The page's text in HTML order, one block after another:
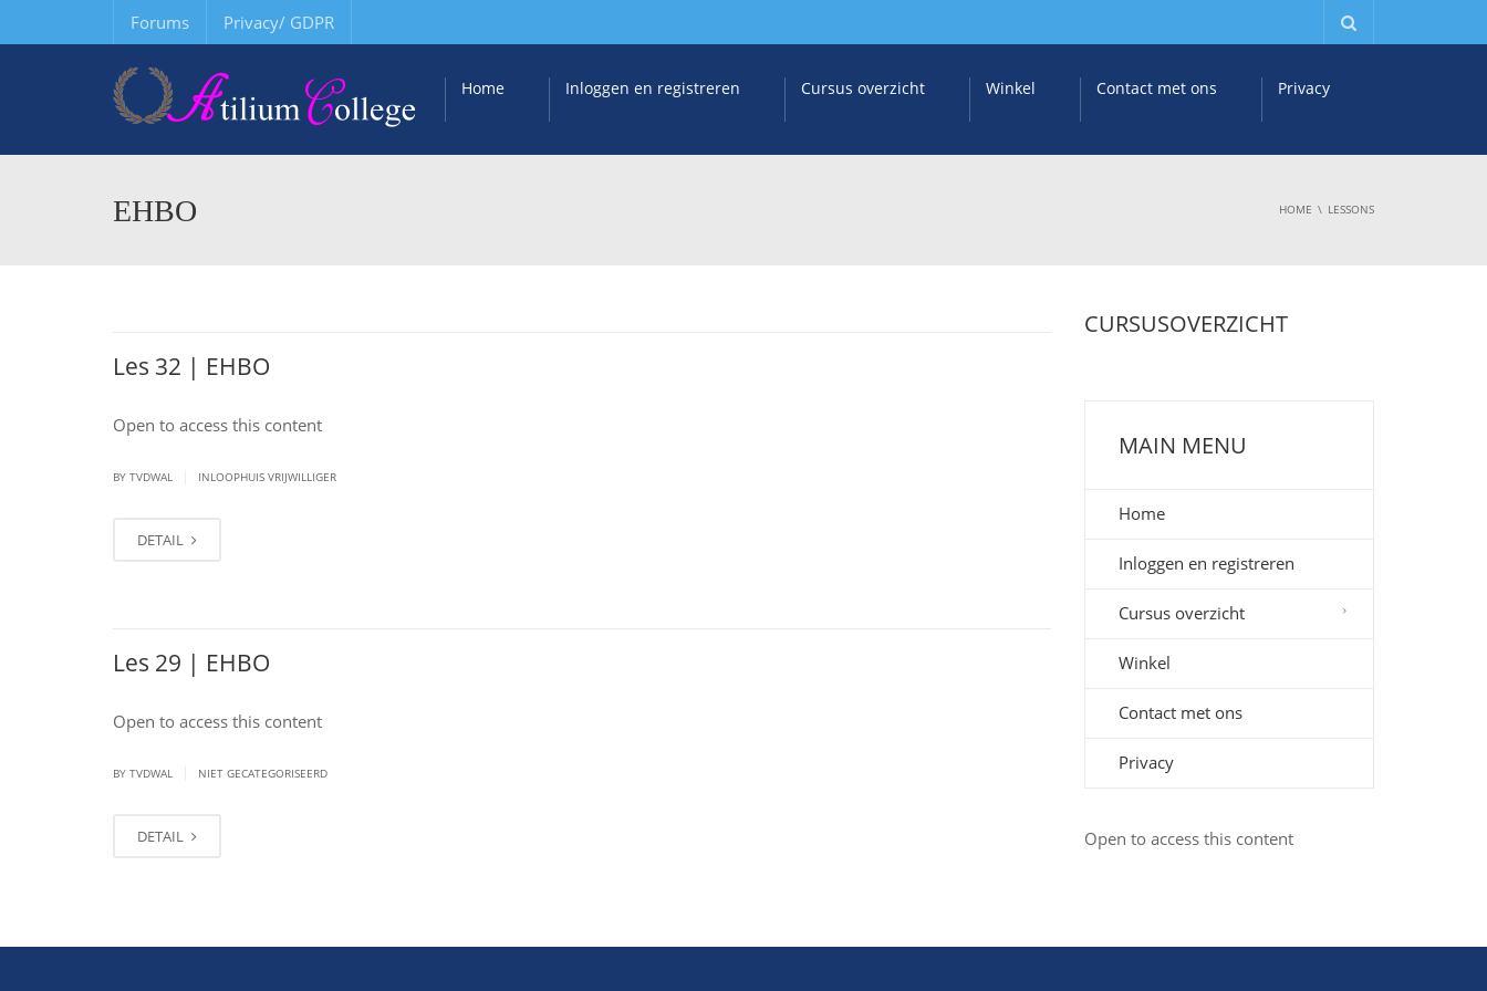
Forums Privacy/ GDPR
Home Inloggen en registreren Cursus overzicht Winkel Contact met ons Privacy
EHBO HOME LESSONS
Les 32 | EHBO
Open to access this content
BY TVDWAL INLOOPHUIS VRIJWILLIGER
DETAIL
Les 29 | EHBO
Open to access this content
BY TVDWAL NIET GECATEGORISEERD
DETAIL
CURSUSOVERZICHT
MAIN MENU
Home
Inloggen en registreren
Cursus overzicht
Winkel
Contact met ons
Privacy
Open to access this content